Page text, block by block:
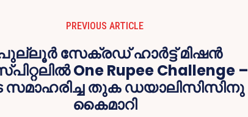
PREVIOUS ARTICLE